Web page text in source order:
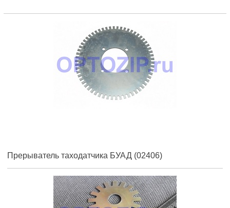
Прерыватель таходатчика БУАД (02406)